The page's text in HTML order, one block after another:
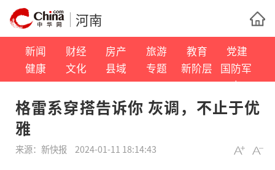
河南
新闻 财经 房产 旅游 教育
党建
健康
文化 县域 专题 新阶层
国防军
事
格雷系穿搭告诉你 灰调，不止于优
雅
来源： 新快报 2024-01-11 18:14:43